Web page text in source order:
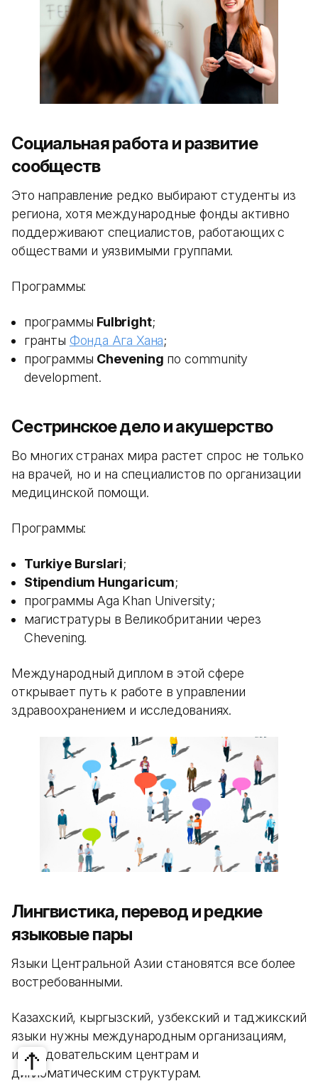
Социальная работа и развитие
сообществ
Это направление редко выбирают студенты из
региона, хотя международные фонды активно
поддерживают специалистов, работающих с
обществами и уязвимыми группами.
Программы:
программы Fulbright;
гранты Фонда Ага Хана;
программы Chevening по community
development.
Сестринское дело и акушерство
Во многих странах мира растет спрос не только
на врачей, но и на специалистов по организации
медицинской помощи.
Программы:
Turkiye Burslari;
Stipendium Hungaricum;
программы Aga Khan University;
магистратуры в Великобритании через
Chevening.
Международный диплом в этой сфере
открывает путь к работе в управлении
здравоохранением и исследованиях.
Лингвистика, перевод и редкие
языковые пары
Языки Центральной Азии становятся все более
востребованными.
Казахский, кыргызский, узбекский и таджикский
языки нужны международным организациям,
исследовательским центрам и
дипломатическим структурам.